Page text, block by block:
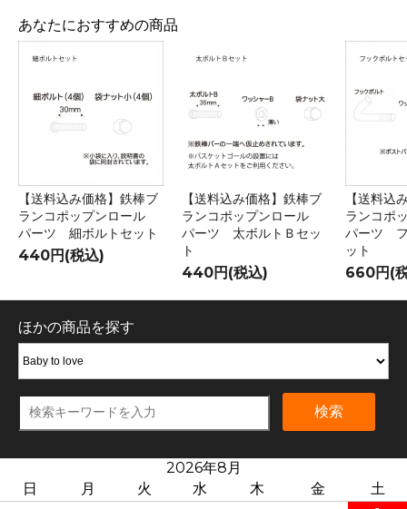
あなたにおすすめの商品
【送料込み価格】鉄棒ブ
ランコポップンロール
パーツ 細ボルトセット
440円(税込)
【送料込み価格】鉄棒ブ
ランコポップンロール
パーツ 太ボルトＢセッ
ト
440円(税込)
【送料込
ランコポ
パーツ フ
ット
660円(
ほかの商品を探す
検索
2026年8月
日
月 火 水 木 金
土